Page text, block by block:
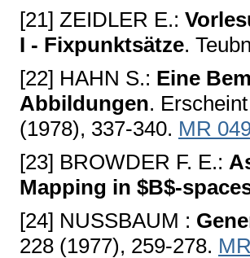
[21] ZEIDLER E.:
I - Fixpunktsätze.
[22] HAHN S.: Eine
Abbildungen.
(1978), 337-340. MR
[23] BROWDER F. E.:
Mapping in $B$-
[24] NUSSBAUM :
228 (1977), 259-278.